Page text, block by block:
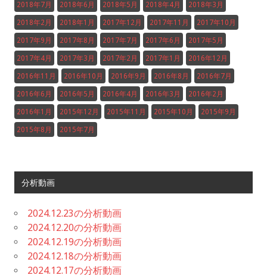
2018年7月 2018年6月 2018年5月 2018年4月 2018年3月
2018年2月 2018年1月 2017年12月 2017年11月 2017年10月
2017年9月 2017年8月 2017年7月 2017年6月 2017年5月
2017年4月 2017年3月 2017年2月 2017年1月 2016年12月
2016年11月 2016年10月 2016年9月 2016年8月 2016年7月
2016年6月 2016年5月 2016年4月 2016年3月 2016年2月
2016年1月 2015年12月 2015年11月 2015年10月 2015年9月
2015年8月 2015年7月
分析動画
2024.12.23の分析動画
2024.12.20の分析動画
2024.12.19の分析動画
2024.12.18の分析動画
2024.12.17の分析動画